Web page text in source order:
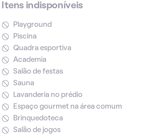
Itens indisponíveis
Playground
Piscina
Quadra esportiva
Academia
Salão de festas
Sauna
Lavanderia no prédio
Espaço gourmet na área comum
Brinquedoteca
Salão de jogos